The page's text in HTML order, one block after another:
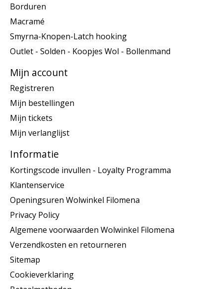
Borduren
Macramé
Smyrna-Knopen-Latch hooking
Outlet - Solden - Koopjes Wol - Bollenmand
Mijn account
Registreren
Mijn bestellingen
Mijn tickets
Mijn verlanglijst
Informatie
Kortingscode invullen - Loyalty Programma
Klantenservice
Openingsuren Wolwinkel Filomena
Privacy Policy
Algemene voorwaarden Wolwinkel Filomena
Verzendkosten en retourneren
Sitemap
Cookieverklaring